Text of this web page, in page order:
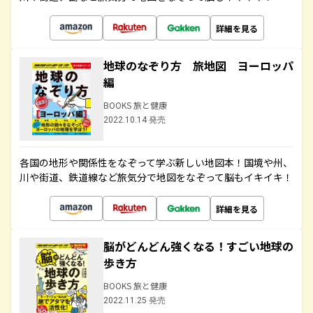
詳細を見る
地球のなぞり方 旅地図 ヨーロッパ
編
BOOKS 旅と健康
2022.10.14 発売
各国の地形や関係性をなぞって学ぶ新しい地図本！国境や州、
川や街道、鉄道線など旅気分で地図をなぞって脳もイキイキ！
詳細を見る
脳がどんどん強くなる！すごい地球の
歩き方
BOOKS 旅と健康
2022.11.25 発売